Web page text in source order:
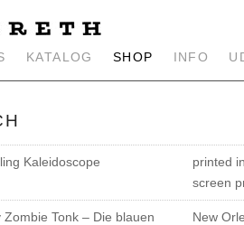
KATALOG SHOP INFO
Kaleidoscope
printed
screen
Zombie Tonk – Die blauen
New